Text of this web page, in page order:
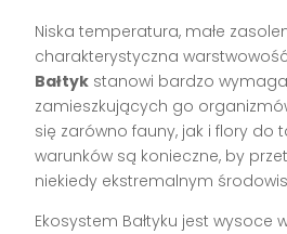
Niska temperatura, małe
charakterystyczna
Bałtyk stanowi bardzo
zamieszkujących go
się zarówno fauny, jak i flory do
warunków są konieczne, by
niekiedy ekstremalnym
Ekosystem Bałtyku jest wysoce